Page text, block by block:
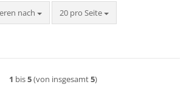
nach
nach 20 pro Seite
pro Seite
1 bis5(von insgesamt5)